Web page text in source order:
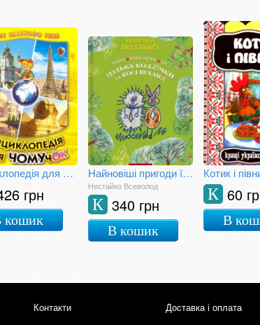
Енциклопедія для чомучок. Книга 4
грн
кошик
Найновіші пригоди їжачка Колька Колючки та зайчика
Нестайко Всеволод
340 грн
К
В кошик
Котик і
60
К
В
Контакти Доставка і оплата